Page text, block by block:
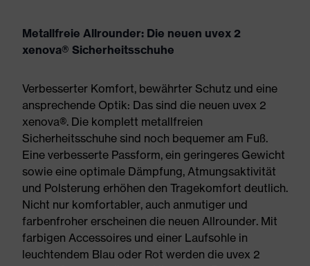
Metallfreie Allrounder: Die neuen uvex 2
xenova® Sicherheitsschuhe
Verbesserter Komfort, bewährter Schutz und eine
ansprechende Optik: Das sind die neuen uvex 2
xenova®. Die komplett metallfreien
Sicherheitsschuhe sind noch bequemer am Fuß.
Eine verbesserte Passform, ein geringeres Gewicht
sowie eine optimale Dämpfung, Atmungsaktivität
und Polsterung erhöhen den Tragekomfort deutlich.
Nicht nur komfortabler, auch anmutiger und
farbenfroher erscheinen die neuen Allrounder. Mit
farbigen Accessoires und einer Laufsohle in
leuchtendem Blau oder Rot werden die uvex 2